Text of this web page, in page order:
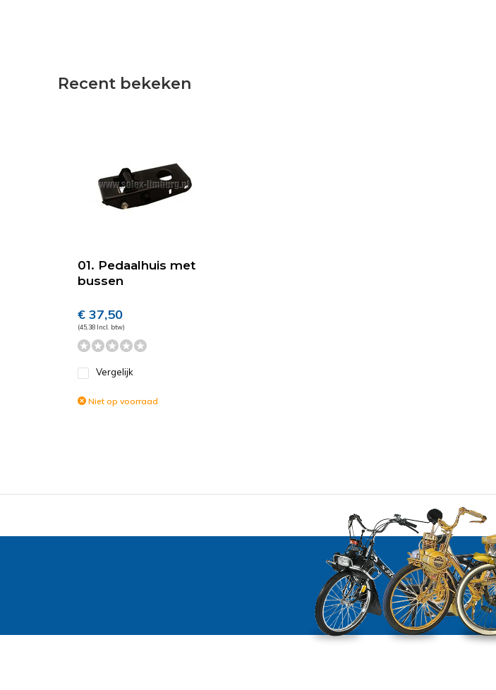
Recent bekeken
01. Pedaalhuis met
bussen
€ 37,50
(45,38 Incl. btw)
Vergelijk
Niet op voorraad